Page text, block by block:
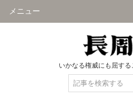
メニュー
いかなる権威にも屈す